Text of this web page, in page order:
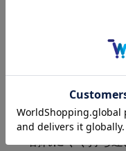
ビアグラ
サイズ
割れにくく持ち